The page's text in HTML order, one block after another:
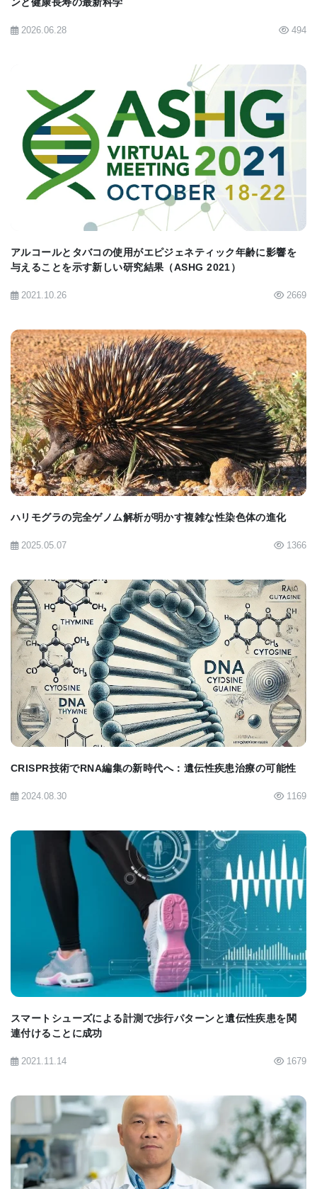
に、健常な腎臓細胞（正常な長さのCGGリピート）
を使用した。
その後、脆弱X症候群の人の神経系で起こることを
再現するFMR1突然変異を用いて、このアプローチ
を胚性幹細胞で試験した。
CRISPR / Cas9は、これらの細胞におけるFMR1遺
伝子のmRNA量によって測定される転写レベルを増
加させることができた。しかしながら、この効果は
タンパク質レベルでは見られず、FMRPタンパク質
産生の有意な上昇は見られなかった。
重要なことに、チームは、胚性幹細胞における治療
に抑え、望ましくない遺伝子の活性化または抑制に
関する懸念を募らせた。
「脆弱X症候群患者の細胞サブセットでさえ、CGG
DNAのメチル化、FMR1 mRNA転写の増加、および
FMRP産生の増加を考慮すると、すべて良好な臨床
転帰および薬理学的薬剤に対する示差的反応と相関
るかもしれない。」と研究者らは記している。
ーチが最終的に脆弱X症候群患者に効果的な治療法
をもたらし、すべての症例に対するアプローチの可
能性にさらなる希望を提供するだろう。」と締めく
くった。
【BioQuickNews：CRISPR Tool Reactivates
Silenced FMR1 Gene of Fragile X Syndrome in
2026.06.28 494
BIOMARKET JP
アルコールとタバコの使用がエピジェネティック年齢に影響を
与えることを示す新しい研究結果（ASHG 2021）
2021.10.26 2669
BIOMARKET JP
ハリモグラの完全ゲノム解析が明かす複雑な性染色体の進化
2025.05.07 1366
BIOMARKET JP
CRISPR技術でRNA編集の新時代へ：遺伝性疾患治療の可能性
2024.08.30 1169
BIOMARKET JP
スマートシューズによる計測で歩行パターンと遺伝性疾患を関
連付けることに成功
2021.11.14 1679
BIOMARKET JP